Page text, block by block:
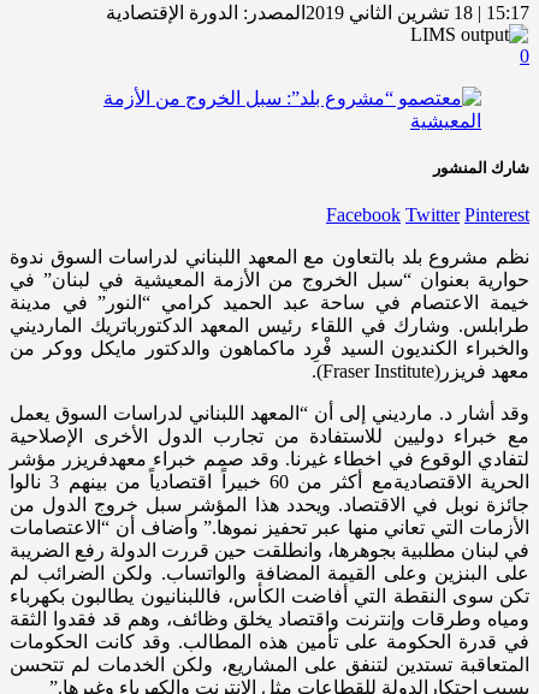
15:17 | 18 تشرين الثاني 2019 المصدر: الدورة الإقتصادية
0
شارك المنشور
Facebook Twitter Pinterest
نظم مشروع بلد بالتعاون مع المعهد اللبناني لدراسات السوق ندوة
حوارية بعنوان “سبل الخروج من الأزمة المعيشية في لبنان” في
خيمة الاعتصام في ساحة عبد الحميد كرامي “النور” في مدينة
طرابلس. وشارك في اللقاء رئيس المعهد الدكتورباتريك المارديني
والخبراء الكنديون السيد فْرِد ماكماهون والدكتور مايكل ووكر من
معهد فريزر(Fraser Institute).
وقد أشار د. مارديني إلى أن “المعهد اللبناني لدراسات السوق يعمل
مع خبراء دوليين للاستفادة من تجارب الدول الأخرى الإصلاحية
لتفادي الوقوع في اخطاء غيرنا. وقد صمم خبراء معهدفريزر مؤشر
الحرية الاقتصاديةمع أكثر من 60 خبيراً اقتصادياً من بينهم 3 نالوا
جائزة نوبل في الاقتصاد. ويحدد هذا المؤشر سبل خروج الدول من
الأزمات التي تعاني منها عبر تحفيز نموها.” وأضاف أن “الاعتصامات
في لبنان مطلبية بجوهرها، وانطلقت حين قررت الدولة رفع الضريبة
على البنزين وعلى القيمة المضافة والواتساب. ولكن الضرائب لم
تكن سوى النقطة التي أفاضت الكأس، فاللبنانيون يطالبون بكهرباء
ومياه وطرقات وإنترنت واقتصاد يخلق وظائف، وهم قد فقدوا الثقة
في قدرة الحكومة على تأمين هذه المطالب. وقد كانت الحكومات
المتعاقبة تستدين لتنفق على المشاريع، ولكن الخدمات لم تتحسن
بسبب احتكارالدولة للقطاعات مثل الإنترنت والكهرباء وغيرها.”